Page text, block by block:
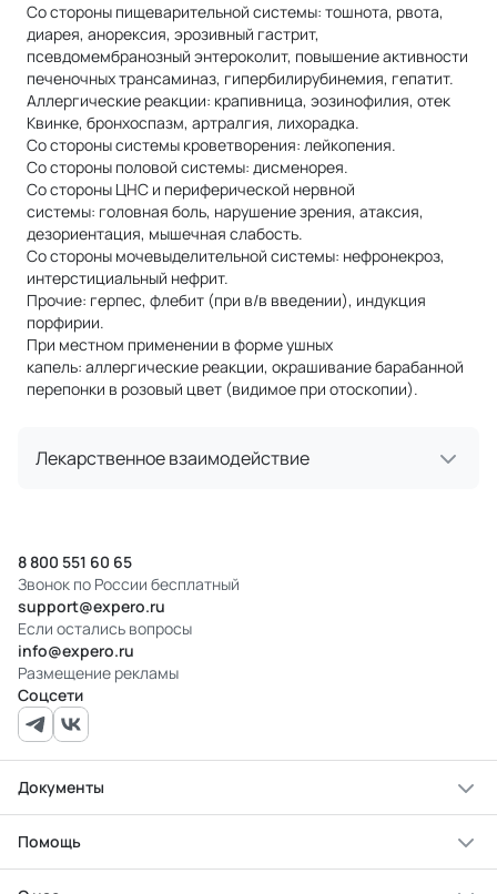
Со стороны пищеварительной системы: тошнота, рвота,
диарея, анорексия, эрозивный гастрит,
псевдомембранозный энтероколит, повышение активности
печеночных трансаминаз, гипербилирубинемия, гепатит.
Аллергические реакции: крапивница, эозинофилия, отек
Квинке, бронхоспазм, артралгия, лихорадка.
Со стороны системы кроветворения: лейкопения.
Со стороны половой системы: дисменорея.
Со стороны ЦНС и периферической нервной
системы: головная боль, нарушение зрения, атаксия,
дезориентация, мышечная слабость.
Со стороны мочевыделительной системы: нефронекроз,
интерстициальный нефрит.
Прочие: герпес, флебит (при в/в введении), индукция
порфирии.
При местном применении в форме ушных
капель: аллергические реакции, окрашивание барабанной
перепонки в розовый цвет (видимое при отоскопии).
Лекарственное взаимодействие
8 800 551 60 65
Звонок по России бесплатный
support@expero.ru
Если остались вопросы
info@expero.ru
Размещение рекламы
Соцсети
Документы
Помощь